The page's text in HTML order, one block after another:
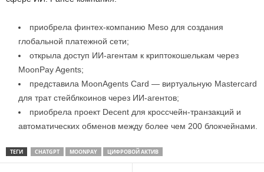
приобрела финтех-компанию Meso для создания
глобальной платежной сети;
открыла доступ ИИ-агентам к криптокошелькам через
MoonPay Agents;
представила MoonAgents Card — виртуальную Mastercard
для трат стейблкоинов через ИИ-агентов;
приобрела проект Decent для кроссчейн-транзакций и
автоматических обменов между более чем 200 блокчейнами.
ТЕГИ CHATGPT MOONPAY ЦИФРОВОЙ АКТИВ